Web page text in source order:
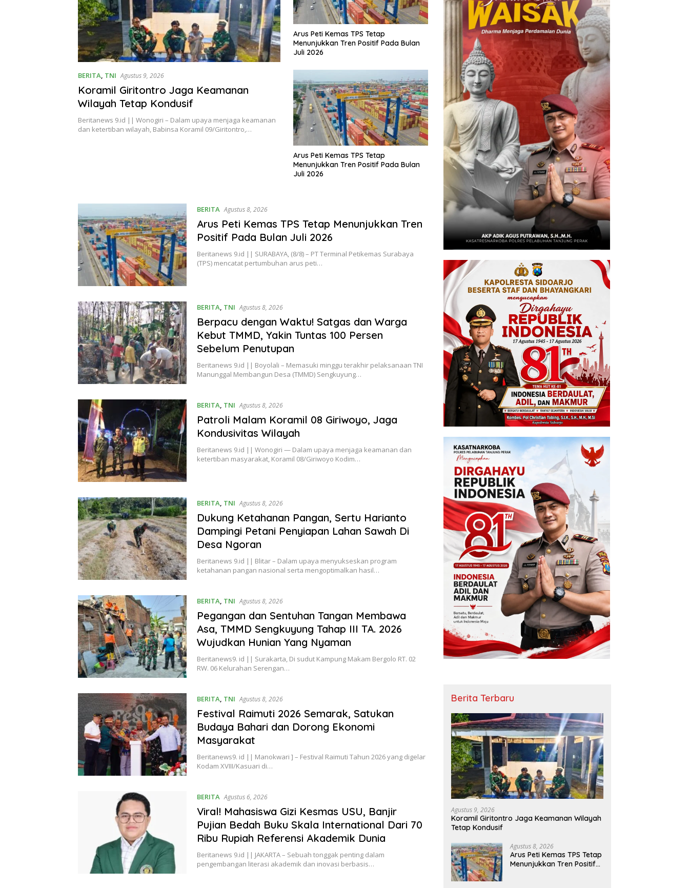
BERITA, TNI Agustus 9, 2026
Koramil Giritontro Jaga Keamanan
Wilayah Tetap Kondusif
Beritanews 9.id || Wonogiri – Dalam upaya menjaga keamanan
dan ketertiban wilayah, Babinsa Koramil 09/Giritontro,…
Arus Peti Kemas TPS Tetap
Menunjukkan Tren Positif Pada Bulan
Juli 2026
Arus Peti Kemas TPS Tetap
Menunjukkan Tren Positif Pada Bulan
Juli 2026
BERITA Agustus 8, 2026
Arus Peti Kemas TPS Tetap Menunjukkan Tren
Positif Pada Bulan Juli 2026
Beritanews 9.id || SURABAYA, (8/8) – PT Terminal Petikemas Surabaya
(TPS) mencatat pertumbuhan arus peti…
BERITA, TNI Agustus 8, 2026
Berpacu dengan Waktu! Satgas dan Warga
Kebut TMMD, Yakin Tuntas 100 Persen
Sebelum Penutupan
Beritanews 9.id || Boyolali – Memasuki minggu terakhir pelaksanaan TNI
Manunggal Membangun Desa (TMMD) Sengkuyung…
BERITA, TNI Agustus 8, 2026
Patroli Malam Koramil 08 Giriwoyo, Jaga
Kondusivitas Wilayah
Beritanews 9.id || Wonogiri — Dalam upaya menjaga keamanan dan
ketertiban masyarakat, Koramil 08/Giriwoyo Kodim…
BERITA, TNI Agustus 8, 2026
Dukung Ketahanan Pangan, Sertu Harianto
Dampingi Petani Penyiapan Lahan Sawah Di
Desa Ngoran
Beritanews 9.id || Blitar – Dalam upaya menyukseskan program
ketahanan pangan nasional serta mengoptimalkan hasil…
BERITA, TNI Agustus 8, 2026
Pegangan dan Sentuhan Tangan Membawa
Asa, TMMD Sengkuyung Tahap III TA. 2026
Wujudkan Hunian Yang Nyaman
Beritanews9. id || Surakarta, Di sudut Kampung Makam Bergolo RT. 02
RW. 06 Kelurahan Serengan…
BERITA, TNI Agustus 8, 2026
Festival Raimuti 2026 Semarak, Satukan
Budaya Bahari dan Dorong Ekonomi
Masyarakat
Beritanews9. id || Manokwari ] – Festival Raimuti Tahun 2026 yang digelar
Kodam XVIII/Kasuari di…
BERITA Agustus 6, 2026
Viral! Mahasiswa Gizi Kesmas USU, Banjir
Pujian Bedah Buku Skala International Dari 70
Ribu Rupiah Referensi Akademik Dunia
Beritanews 9.id || JAKARTA – Sebuah tonggak penting dalam
pengembangan literasi akademik dan inovasi berbasis…
Berita Terbaru
Agustus 9, 2026
Koramil Giritontro Jaga Keamanan Wilayah
Tetap Kondusif
Agustus 8, 2026
Arus Peti Kemas TPS Tetap
Menunjukkan Tren Positif